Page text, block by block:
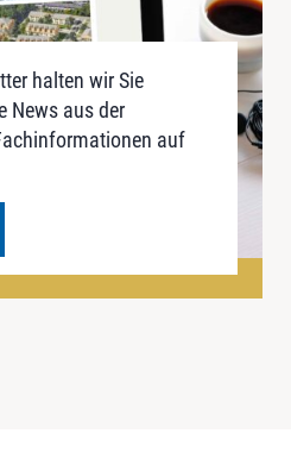
halten wir Sie
News aus der
auf